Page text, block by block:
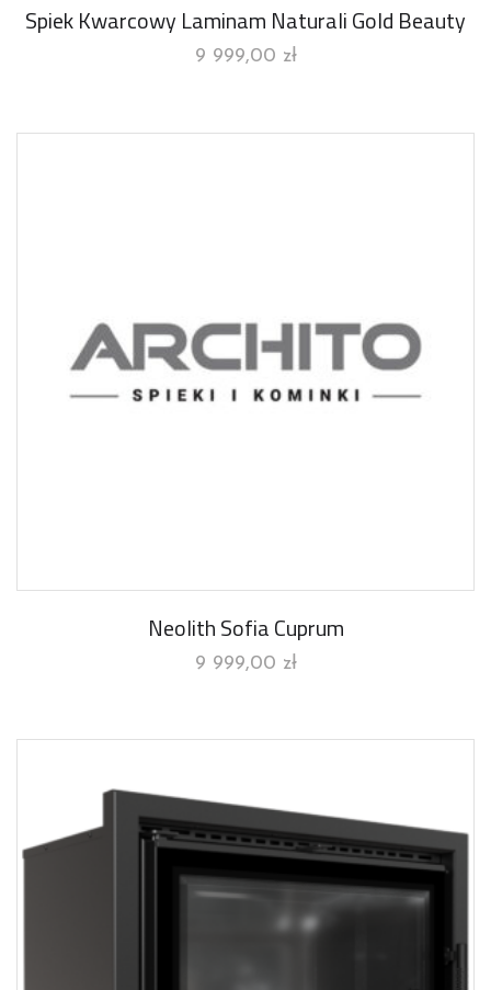
Spiek Kwarcowy Laminam Naturali Gold Beauty
9 999,00 zł
Neolith Sofia Cuprum
9 999,00 zł